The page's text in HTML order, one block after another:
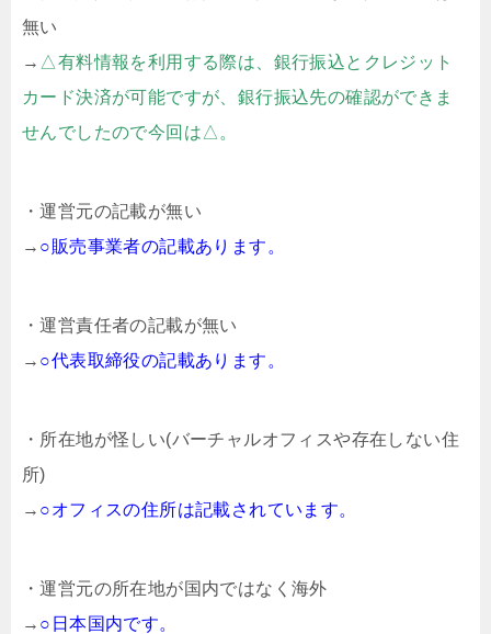
無い
→ △有料情報を利用する際は、銀行振込とクレジット
カード決済が可能ですが、銀行振込先の確認ができま
せんでしたので今回は△。
・運営元の記載が無い
→ ○販売事業者の記載あります。
・運営責任者の記載が無い
→ ○代表取締役の記載あります。
・所在地が怪しい(バーチャルオフィスや存在しない住
所)
→ ○オフィスの住所は記載されています。
・運営元の所在地が国内ではなく海外
→ ○日本国内です。